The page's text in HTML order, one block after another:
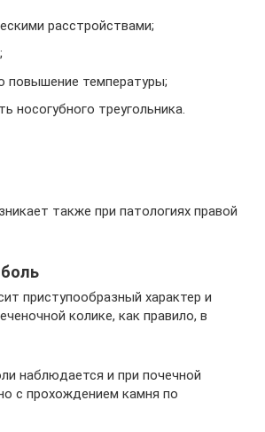
расстройствами;
повышение температуры;
носогубного треугольника.
также при патологиях правой
приступообразный характер и
колике, как правило, в
наблюдается и при почечной
с прохождением камня по